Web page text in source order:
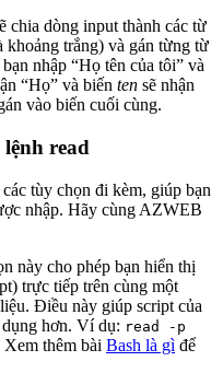
chia dòng input thành các từ
khoảng trắng) và gán từng từ
nhập “Họ tên của tôi” và
“Họ” và biến ten sẽ nhận
vào biến cuối cùng.
read
tùy chọn đi kèm, giúp bạn
nhập. Hãy cùng AZWEB
này cho phép bạn hiển thị
trực tiếp trên cùng một
Điều này giúp script của
hơn. Ví dụ: read -p
Xem thêm bài Bash là gì để